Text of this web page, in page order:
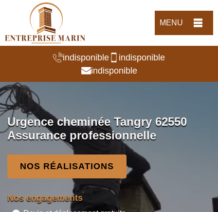
MENU
indisponible
indisponible
indisponible
Urgence cheminée Tangry 62550
Assurance professionnelle
NOS RÉALISATIONS
Nos engagements